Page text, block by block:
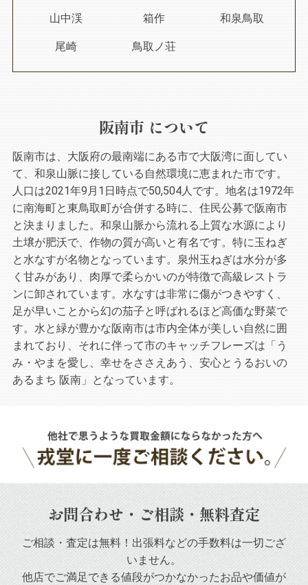
山中渓 箱作 和泉鳥取
尾崎 鳥取ノ荘
阪南市 について
阪南市は、大阪府の最南端にある市で大阪湾に面してい
て、和泉山脈に接している自然環境に恵まれた市です。
人口は2021年9月1日時点で50,504人です。地名は1972年
に南海町と東鳥取町が合併する時に、住民公募で阪南市
と決まりました。和泉山脈から流れる上質な水源により
土壌が肥沃で、作物の質が高いと有名です。特に玉ねぎ
と水なすが名物となっています。泉州玉ねぎは水分が多
く甘みがあり、肉厚で柔らかいのが特徴で高級レストラ
ンに卸されています。水なすは非常に傷がつきやすく、
足が早いことから幻の茄子と呼ばれるほど高価な野菜で
す。水と緑が豊かな阪南市は市内全体が美しい自然に囲
まれており、それに伴って市のキャッチフレーズは「う
み・やまを愛し、幸せをささえあう、安心とうるおいの
あるまち 阪南」となっています。
お問合わせ・ご相談・無料査定
ご相談・査定は無料！出張料などの手数料は一切ござ
いません。
他店でご満足できる値段がつかなかったお品や価値が